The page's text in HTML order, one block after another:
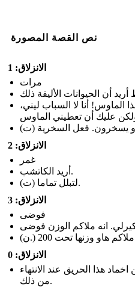
نص القصة المصورة
الانزلاق: 1
مرات
الماوس! أنا لا السباب ليني،
الانزلاق: 2
غمر
أريد الكاتشب.
(ت) لتبلل تماما.
الانزلاق: 3
فوضى
الانزلاق: 0
هذا الحريق عند الانتهاء
من ذلك.